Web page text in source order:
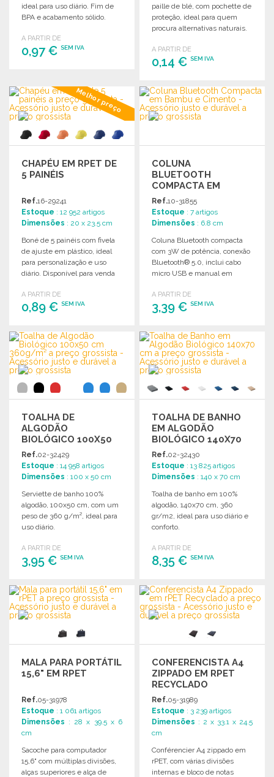
ideal para uso diário. Fim de
BPA e acabamento sólido.
A PARTIR DE
0,97 € SEM IVA
Solicitar um orçamento
paille de blé, com pochette de
proteção, ideal para quem
procura alternativas naturais.
A PARTIR DE
0,14 €SEM IVA
ENCOMENDAR
Solicitar um orçamento
Melhor preço
CHAPÉU EM RPET DE
5 PAINÉIS
Ref.16-29241
Estoque : 12 952 artigos
Dimensões : 20 x 23.5 cm
Boné de 5 painéis com fivela
de ajuste em plástico, ideal
para personalização e uso
diário. Disponível para venda
A PARTIR DE
0,89 € SEM IVA
ENCOMENDAR
Solicitar um orçamento
COLUNA
BLUETOOTH
COMPACTA EM
BAMBU E CIMENTO A
PREÇO GROSSISTA
Ref.10-31855
Estoque : 7 artigos
Dimensões : 6.8 cm
Coluna Bluetooth compacta
com 3W de potência, conexão
Bluetooth® 5.0, inclui cabo
micro USB e manual em
A PARTIR DE
3,39 €SEM IVA
ENCOMENDAR
Solicitar um orçamento
TOALHA DE
ALGODÃO
BIOLÓGICO 100X50
CM 360G/M²
Ref.02-32429
Estoque : 14 958 artigos
Dimensões : 100 x 50 cm
Serviette de banho 100%
algodão, 100x50 cm, com um
peso de 360 g/m², ideal para
uso diário.
A PARTIR DE
3,95 € SEM IVA
ENCOMENDAR
Solicitar um orçamento
TOALHA DE BANHO
EM ALGODÃO
BIOLÓGICO 140X70
CM
Ref.02-32430
Estoque : 13 825 artigos
Dimensões : 140 x 70 cm
Toalha de banho em 100%
algodão, 140x70 cm, 360
gr/m2, ideal para uso diário e
conforto.
A PARTIR DE
8,35 €SEM IVA
ENCOMENDAR
Solicitar um orçamento
MALA PARA PORTÁTIL
15,6" EM RPET
Ref.05-31978
Estoque : 1 061 artigos
Dimensões : 28 x 39.5 x 6
cm
Sacoche para computador
15,6" com múltiplas divisões,
alças superiores e alça de
CONFERENCISTA A4
ZIPPADO EM RPET
RECYCLADO
Ref.05-31989
Estoque : 3 239 artigos
Dimensões : 2 x 33.1 x 24.5
cm
Conférencier A4 zippado em
rPET, com várias divisões
internas e bloco de notas